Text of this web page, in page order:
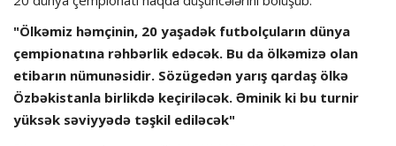
"Ölkəmiz həmçinin, 20 yaşadək futbolçuların dünya
çempionatına rəhbərlik edəcək. Bu da ölkəmizə olan
etibarın nümunəsidir. Sözügedən yarış qardaş ölkə
Özbəkistanla birlikdə keçiriləcək. Əminik ki bu turnir
yüksək səviyyədə təşkil ediləcək"